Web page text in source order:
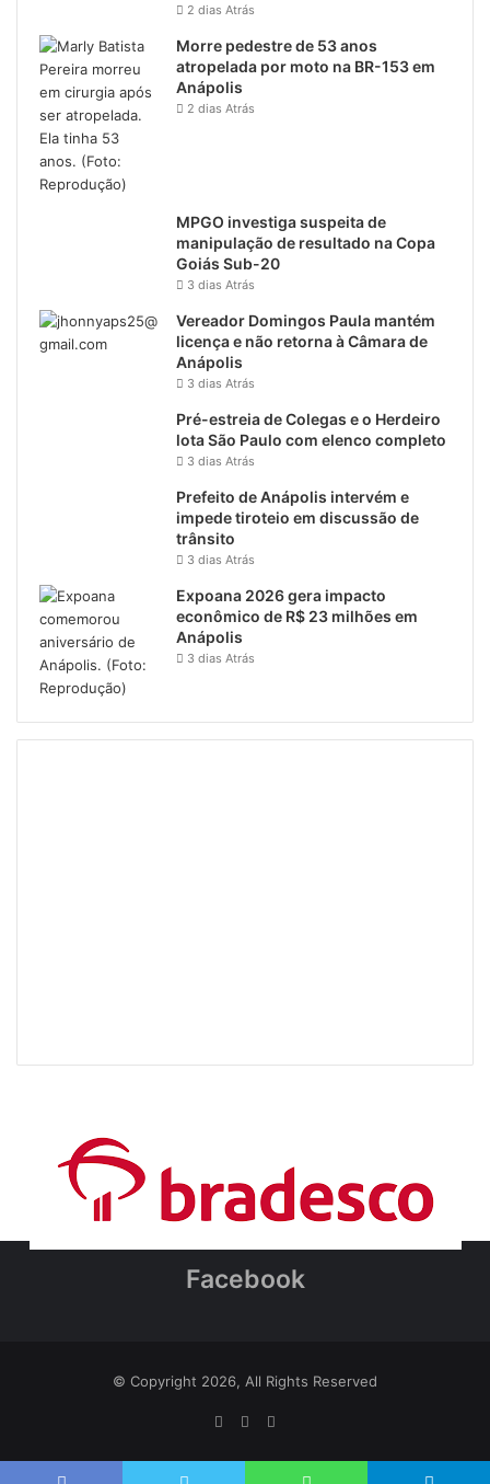
2 dias Atrás
Morre pedestre de 53 anos
atropelada por moto na BR-153 em
Anápolis
2 dias Atrás
MPGO investiga suspeita de
manipulação de resultado na Copa
Goiás Sub-20
3 dias Atrás
Vereador Domingos Paula mantém
licença e não retorna à Câmara de
Anápolis
3 dias Atrás
Pré-estreia de Colegas e o Herdeiro
lota São Paulo com elenco completo
3 dias Atrás
Prefeito de Anápolis intervém e
impede tiroteio em discussão de
trânsito
3 dias Atrás
Expoana 2026 gera impacto
econômico de R$ 23 milhões em
Anápolis
3 dias Atrás
Facebook
© Copyright 2026, All Rights Reserved